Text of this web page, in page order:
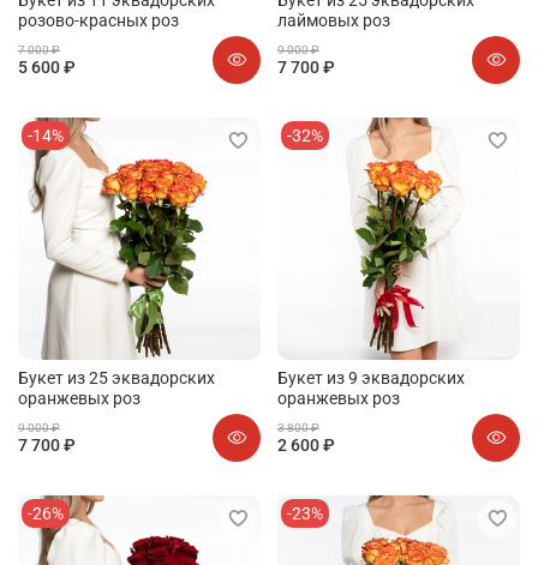
розово-красных роз
7 000 ₽
5 600 ₽
лаймовых роз
9 000 ₽
7 700 ₽
-14%
Букет из 25 эквадорских
оранжевых роз
9 000 ₽
7 700 ₽
-32%
Букет из 9 эквадорских
оранжевых роз
3 800 ₽
2 600 ₽
-26% -23%